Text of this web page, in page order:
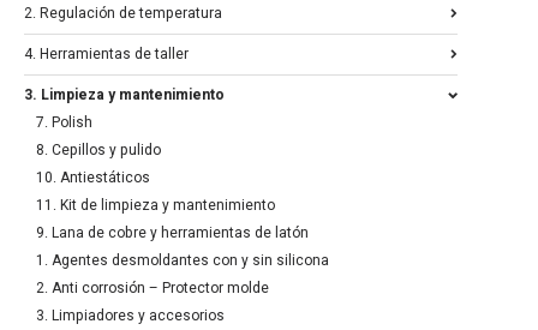
2. Regulación de temperatura
4. Herramientas de taller
3. Limpieza y mantenimiento
7. Polish
8. Cepillos y pulido
10. Antiestáticos
11. Kit de limpieza y mantenimiento
9. Lana de cobre y herramientas de latón
1. Agentes desmoldantes con y sin silicona
2. Anti corrosión – Protector molde
3. Limpiadores y accesorios